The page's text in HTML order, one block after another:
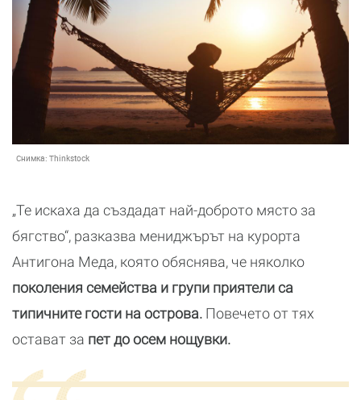
Снимка: Thinkstock
„Те искаха да създадат най-доброто място за
бягство“, разказва мениджърът на курорта
Антигона Меда, която обяснява, че няколко
поколения семейства и групи приятели са
типичните гости на острова. Повечето от тях
остават за пет до осем нощувки.